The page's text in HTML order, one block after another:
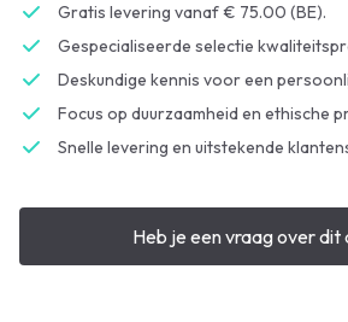
Gratis levering vanaf € 75.00 (BE).
Gespecialiseerde selectie
Deskundige kennis voor een
Focus op duurzaamheid en ethische
Snelle levering en uitstekende
Heb je een vraag over dit